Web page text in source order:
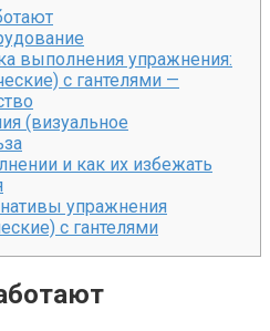
выполнения упражнения:
с гантелями —
(визуальное
и как их избежать
упражнения
с гантелями